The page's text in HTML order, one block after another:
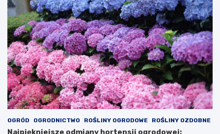
OGRÓD OGRODNICTWO ROŚLINY OGRODOWE ROŚLINY OZDOBNE
Najpiękniejsze odmiany hortensji ogrodowej: